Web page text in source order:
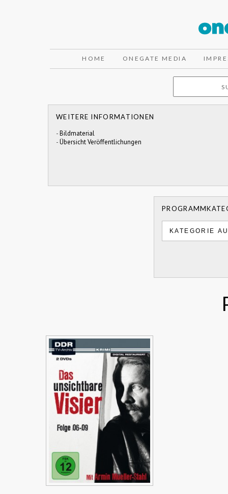
HOME ONEGATE MEDIA
WEITERE INFORMATIONEN
-Bildmaterial
-Übersicht Veröffentlichungen